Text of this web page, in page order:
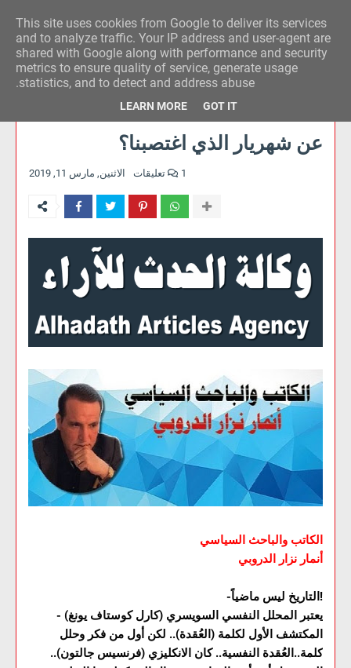
وكالة الحدث للآراء
عن شهريار الذي اغتصبنا؟
الاثنين, مارس 11, 2019 1 تعليقات
الكاتب والباحث السياسي
أنمار نزار الدروبي
-التاريخ ليس ماضياً!
- يعتبر المحلل النفسي السويسري (كارل كوستاف يونغ)
المكتشف الأول لكلمة (العُقدة).. لكن أول من فكر وحلل
كلمة..العُقدة النفسية.. كان الانكليزي (فرنسيس جالتون)..
This site uses cookies from Google to deliver its services
and to analyze traffic. Your IP address and user-agent are
shared with Google along with performance and security
metrics to ensure quality of service, generate usage
statistics, and to detect and address abuse.
LEARN MORE GOT IT